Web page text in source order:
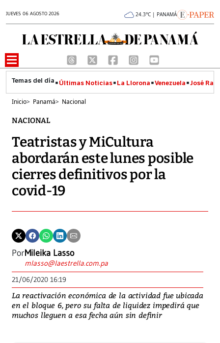
JUEVES 06 AGOSTO 2026 24.3°C | PANAMÁ
Últimas Noticias La Llorona Venezuela José
Inicio> Panamá> Nacional
NACIONAL
Teatristas y MiCultura
abordarán este lunes posible
cierres definitivos por la
covid-19
PorMileika Lasso
mlasso@laestrella.com.pa
21/06/2020 16:19
La reactivación económica de la actividad fue ubicada
en el bloque 6, pero su falta de liquidez impedirá que
muchos lleguen a esa fecha aún sin definir